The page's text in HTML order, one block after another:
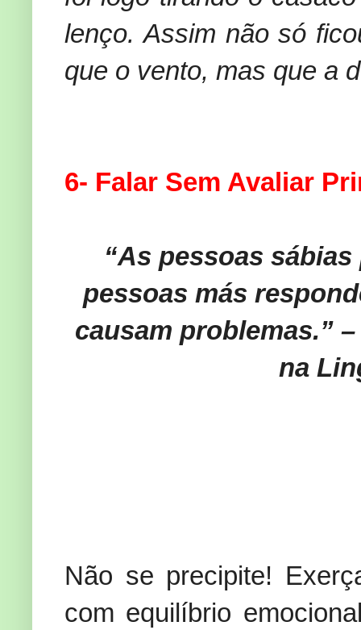
lenço. Assim não só
que o vento, mas que a
6- Falar Sem Avaliar
“As pessoas
pessoas más
causam problemas.”
na
Não se precipite!
com equilíbrio